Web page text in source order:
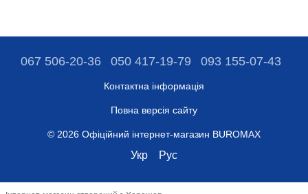
067 506-20-36 050 417-19-79 093 155-07-43
Контактна інформація
Повна версія сайту
© 2026 Офіційний інтернет-магазин BUROMAX
Укр Рус